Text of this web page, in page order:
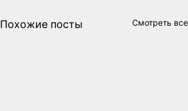
Похожие посты Смотреть все